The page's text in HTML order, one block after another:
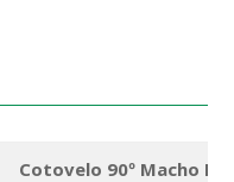
Cotovelo 90º Macho